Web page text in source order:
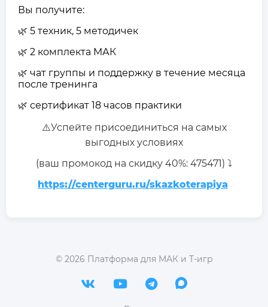
Вы получите:
🌿 5 техник, 5 методичек
🌿 2 комплекта МАК
🌿 чат группы и поддержку в течение месяца
после тренинга
🌿 сертификат 18 часов практики
⚠️Успейте присоединиться на самых
выгодных условиях
(ваш промокод на скидку 40%: 475471) ⤵️
https://centerguru.ru/skazkoterapiya
© 2026 Платформа для МАК и Т-игр